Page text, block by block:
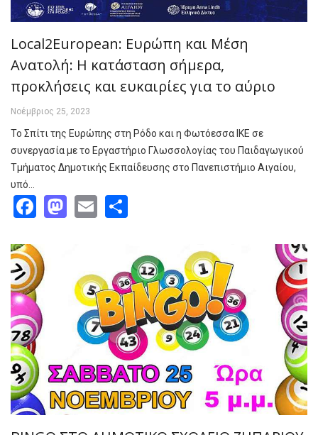
Local2European: Ευρώπη και Μέση
Ανατολή: Η κατάσταση σήμερα,
προκλήσεις και ευκαιρίες για το αύριο
Νοέμβριος 25, 2023
Το Σπίτι της Ευρώπης στη Ρόδο και η Φωτόεσσα ΙΚΕ σε
συνεργασία με το Εργαστήριο Γλωσσολογίας του Παιδαγωγικού
Τμήματος Δημοτικής Εκπαίδευσης στο Πανεπιστήμιο Αιγαίου,
υπό…
Facebook
Mastodon
Email